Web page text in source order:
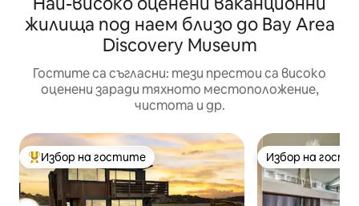
жилища под наем близо до Bay Area
Discovery Museum
Гостите са съгласни: тези престои са високо
оценени заради тяхното местоположение,
чистота и др.
Най-популярен избор на гостите
Избор на гостите Избор на
Избор на